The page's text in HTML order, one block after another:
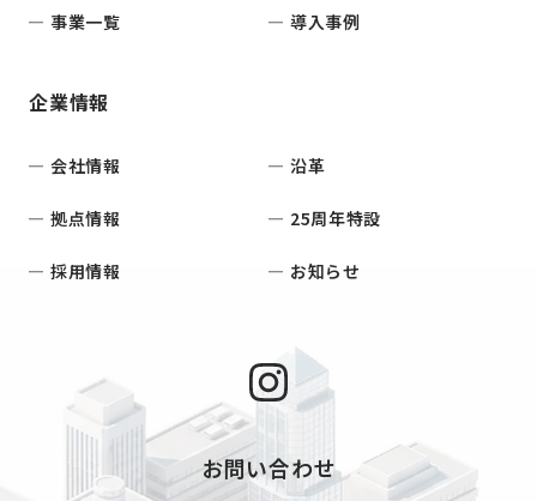
事業一覧 導入事例
企業情報
会社情報 沿革
拠点情報 25周年特設
採用情報 お知らせ
お問い合わせ